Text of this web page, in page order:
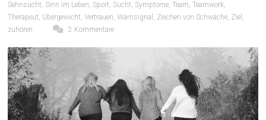
Sehnsucht, Sinn im Leben, Sport, Sucht, Symptome,Team,Teamwork,
Therapeut, Übergewicht,Vertrauen,Warnsignal , Zeichen von Schwäche, Ziel ,
zuhören
2 Kommentare